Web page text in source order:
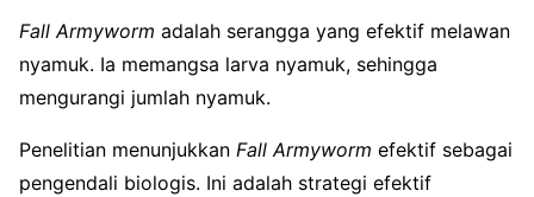
Fall Armyworm adalah serangga yang efektif melawan
nyamuk. Ia memangsa larva nyamuk, sehingga
mengurangi jumlah nyamuk.
Penelitian menunjukkan Fall Armyworm efektif sebagai
pengendali biologis. Ini adalah strategi efektif